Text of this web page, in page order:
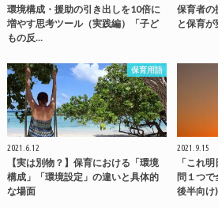
環境構成・援助の引き出しを10倍に
増やす思考ツール（実践編）「子ど
もの反…
保育者の
と保育が
保育用語
2021.6.12
【実は別物？】保育における「環境
構成」「環境設定」の違いと具体的
な場面
2021.9.15
「これ
問１つ
後半向け)